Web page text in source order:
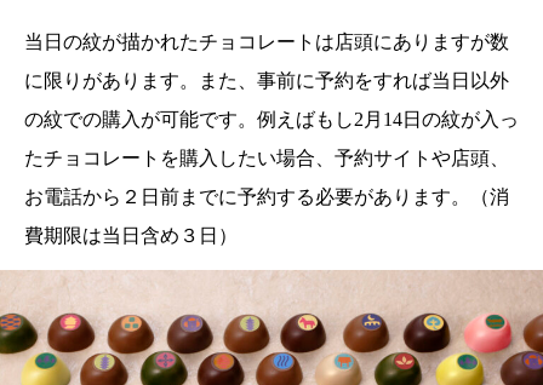
当日の紋が描かれたチョコレートは店頭にありますが数
に限りがあります。また、事前に予約をすれば当日以外
の紋での購入が可能です。例えばもし2月14日の紋が入っ
たチョコレートを購入したい場合、予約サイトや店頭、
お電話から２日前までに予約する必要があります。（消
費期限は当日含め３日）